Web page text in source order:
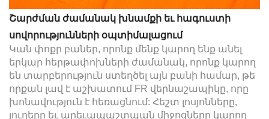
Շարժման ժամանակ խնամքի եւ հագուստի
սովորությունների օպտիմալացում
Կան փոքր բաներ, որոնք մենք կարող ենք անել
երկար հերթափոխների ժամանակ, որոնք կարող
են տարբերություն ստեղծել այն բանի համար, թե
որքան լավ է աշխատում FR վերնաշապիկը, որը
խոնավություն է հեռացնում: Հեշտ լոսյոնները,
յուղերը եւ արեւապաշտպան միջոցները կարող